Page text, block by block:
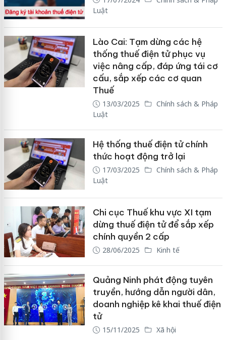
Luật
Lào Cai: Tạm dừng các hệ
thống thuế điện tử phục vụ
việc nâng cấp, đáp ứng tái cơ
cấu, sắp xếp các cơ quan
Thuế
13/03/2025
Chính sách & Pháp
Luật
Hệ thống thuế điện tử chính
thức hoạt động trở lại
17/03/2025
Chính sách & Pháp
Luật
Chi cục Thuế khu vực XI tạm
dừng thuế điện tử để sắp xếp
chính quyền 2 cấp
28/06/2025 Kinh tế
Quảng Ninh phát động tuyên
truyền, hướng dẫn người dân,
doanh nghiệp kê khai thuế điện
tử
15/11/2025 Xã hội